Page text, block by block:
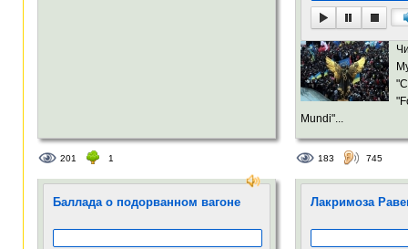
201 1
Mundi"...
183 745
Баллада о подорванном вагоне Лакримоза